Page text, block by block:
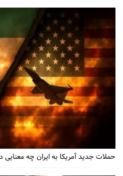
حملات جدید آمریکا به ایران چه معنایی